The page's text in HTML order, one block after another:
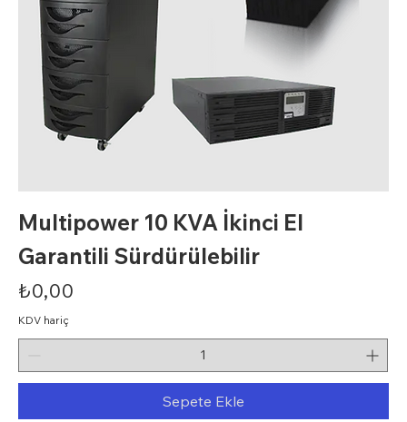
Multipower 10 KVA İkinci El
Garantili Sürdürülebilir
Fiyat
₺0,00
KDV hariç
Sepete Ekle